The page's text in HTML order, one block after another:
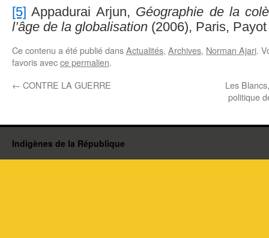
[5] Appadurai Arjun, Géographie de la
l’âge de la globalisation (2006), Paris,
Ce contenu a été publié dansActualités, Archives, Norman Ajari.
favoris avecce permalien.
← CONTRE LA GUERRE
Les
politique
Indigènes de la République